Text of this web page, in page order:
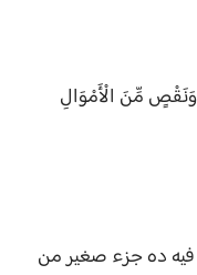
مِّنَ الْأَمْوَالِ
فيه ده جزء صغير من